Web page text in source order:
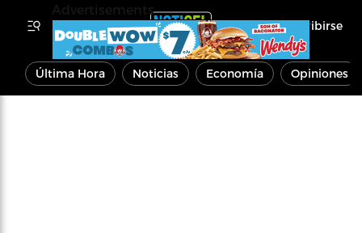
Inscribirse
Última Hora Noticias Economía Opiniones
Advertisements